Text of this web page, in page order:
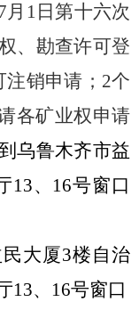
月 1 日第十六次
、 勘查许可登
注销申请； 2个
各矿业权申请
乌鲁木齐市益
13、 16号窗口
大厦3楼自治
13、 16号窗口